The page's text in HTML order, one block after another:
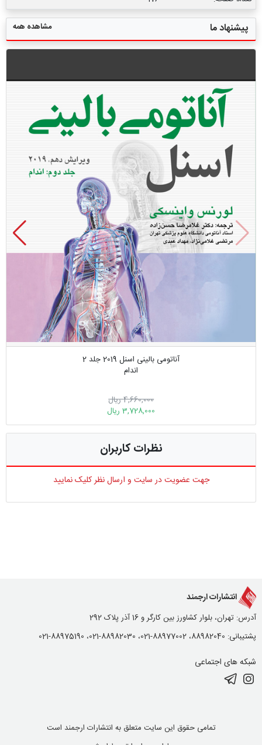
پیشنهاد ما مشاهده همه
آناتومی بالینی اسنل 2019 جلد 2
اندام
4,660,000 ریال
3,728,000 ریال
نظرات کاربران
جهت عضویت در سایت و ارسال نظر کلیک نمایید
انتشارات ارجمند
آدرس: تهران، بلوار کشاورز بین کارگر و 16 آذر پلاک 292
پشتیبانی: 88982040، 88977002-021، 88982030-021، 88975190-021
شبکه های اجتماعی
تمامی حقوق این سایت متعلق به انتشارات ارجمند است